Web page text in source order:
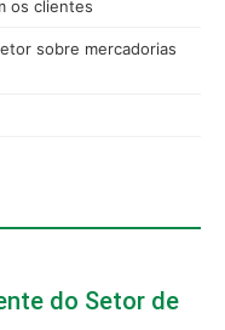
os clientes
sobre mercadorias
do Setor de